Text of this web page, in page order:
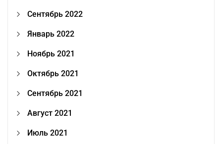
Сентябрь 2022
Январь 2022
Ноябрь 2021
Октябрь 2021
Сентябрь 2021
Август 2021
Июль 2021